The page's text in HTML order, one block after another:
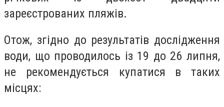
зареєстрованих пляжів.
Отож, згідно до результатів дослідження
води, що проводилось із 19 до 26 липня,
не рекомендується купатися в таких
місцях: